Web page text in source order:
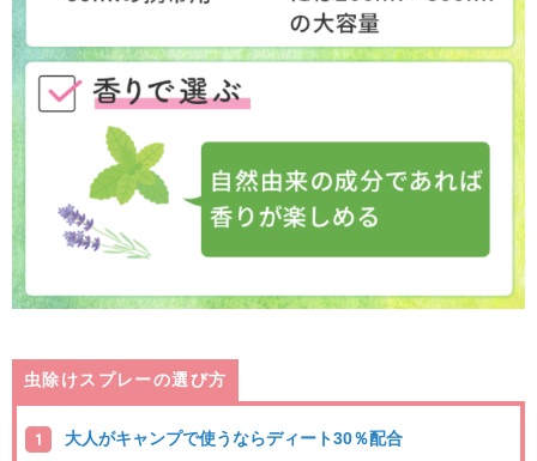
虫除けスプレーの選び方
大人がキャンプで使うならディート30％配合